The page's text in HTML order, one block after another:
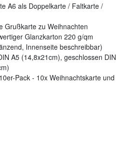
A6 als Doppelkarte / Faltkarte /
Grußkarte zu Weihnachten
Glanzkarton 220 g/qm
Innenseite beschreibbar)
A5 (14,8x21cm), geschlossen DIN
Pack - 10x Weihnachtskarte und